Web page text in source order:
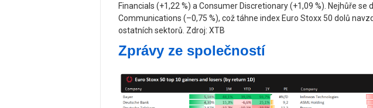
Financials (+1,22 %) a Consumer Discretionary (+1,09 %). Nejhůře se
Communications (–0,75 %), což táhne index Euro Stoxx 50 dolů
ostatních sektorů. Zdroj: XTB
Zprávy ze společností